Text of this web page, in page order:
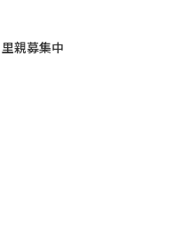
里親募集中